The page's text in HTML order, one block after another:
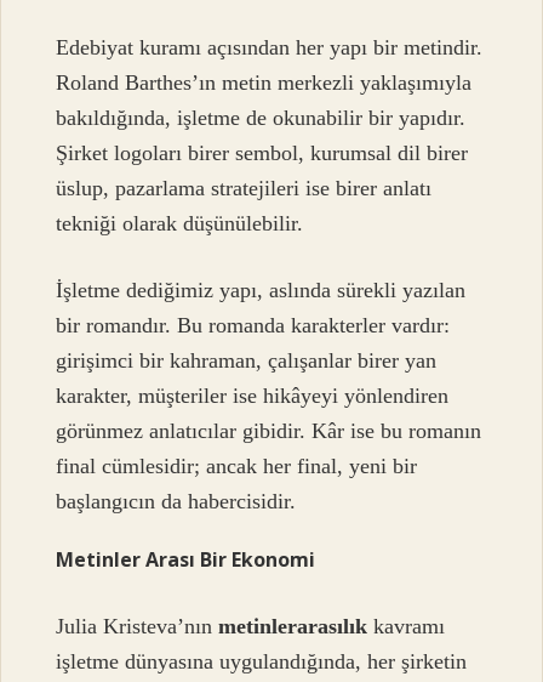
Edebiyat kuramı açısından her yapı bir metindir.
Roland Barthes’ın metin merkezli yaklaşımıyla
bakıldığında, işletme de okunabilir bir yapıdır.
Şirket logoları birer sembol, kurumsal dil birer
üslup, pazarlama stratejileri ise birer anlatı
tekniği olarak düşünülebilir.
İşletme dediğimiz yapı, aslında sürekli yazılan
bir romandır. Bu romanda karakterler vardır:
girişimci bir kahraman, çalışanlar birer yan
karakter, müşteriler ise hikâyeyi yönlendiren
görünmez anlatıcılar gibidir. Kâr ise bu romanın
final cümlesidir; ancak her final, yeni bir
başlangıcın da habercisidir.
Metinler Arası Bir Ekonomi
Julia Kristeva’nınmetinlerarasılık kavramı
işletme dünyasına uygulandığında, her şirketin